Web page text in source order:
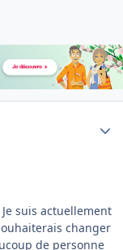
suis actuellement
changer
de personne